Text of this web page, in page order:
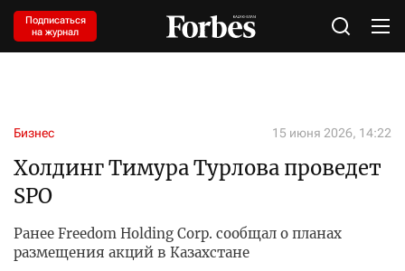
Подписаться
на журнал
Бизнес 15 июня 2026, 14:22
Холдинг Тимура Турлова проведет
SPO
Ранее Freedom Holding Corp. сообщал о планах
размещения акций в Казахстане